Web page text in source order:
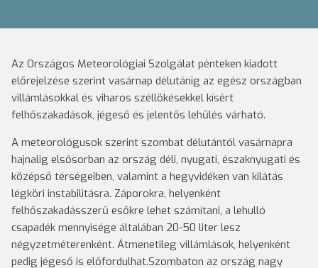
Az Országos Meteorológiai Szolgálat pénteken kiadott
előrejelzése szerint vasárnap délutánig az egész országban
villámlásokkal és viharos széllökésekkel kísért
felhőszakadások, jégeső és jelentős lehűlés várható.
A meteorológusok szerint szombat délutántól vasárnapra
hajnalig elsősorban az ország déli, nyugati, északnyugati és
középső térségeiben, valamint a hegyvidéken van kilátás
légköri instabilitásra. Záporokra, helyenként
felhőszakadásszerű esőkre lehet számítani, a lehulló
csapadék mennyisége általában 20-50 liter lesz
négyzetméterenként. Átmenetileg villámlások, helyenként
pedig jégeső is előfordulhat.Szombaton az ország nagy